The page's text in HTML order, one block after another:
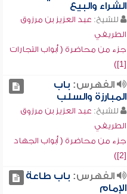
الشراء والبيع
للشيخ: عبد العزيز بن مرزوق
الطريفي
جزء من محاضرة ( أبواب التجارات
[1])
الفهرس: باب
المبارزة والسلب
للشيخ: عبد العزيز بن مرزوق
الطريفي
جزء من محاضرة ( أبواب الجهاد
[2])
الفهرس: باب طاعة
الإمام